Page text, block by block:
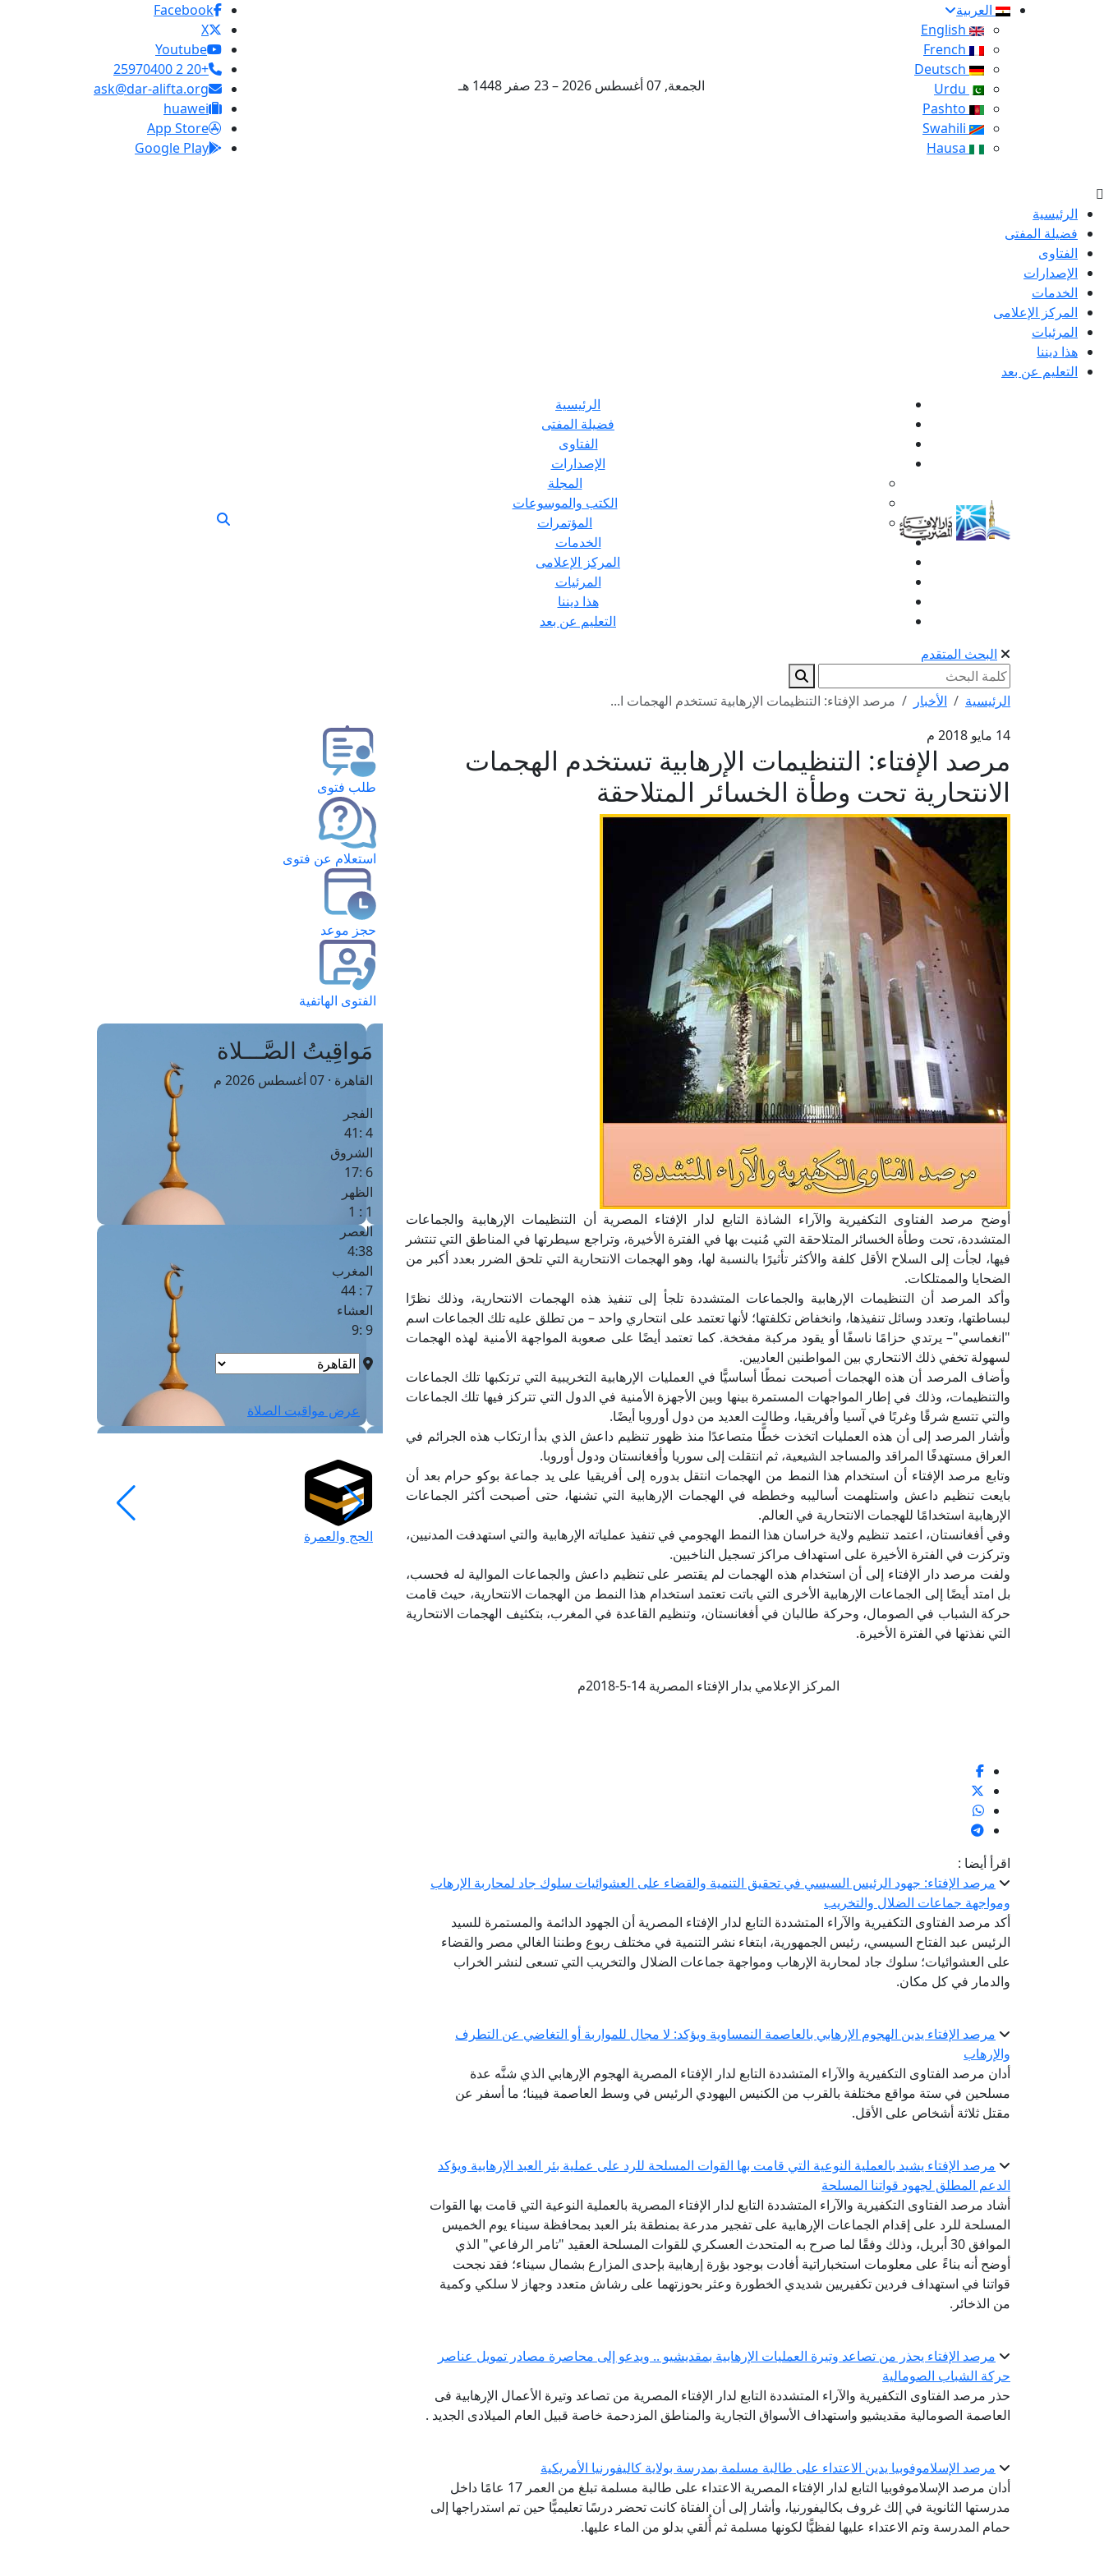
العربية
الجمعة, 07 أغسطس 2026 – 23 صفر 1448 هـ
Facebook
X
Youtube
+20 2 25970400
ask@dar-alifta.org
huawei
App Store
Google Play
الرئيسية
فضيلة المفتى
الفتاوى
الإصدارات
الخدمات
المركز الإعلامى
المرئيات
هذا ديننا
التعليم عن بعد
الرئيسية
فضيلة المفتى
الفتاوى
الإصدارات
المجلة
الكتب والموسوعات
المؤتمرات
الخدمات
المركز الإعلامى
المرئيات
هذا ديننا
التعليم عن بعد
البحث المتقدم
الرئيسية الأخبار
مرصد الإفتاء: التنظيمات الإرهابية تستخدم الهجمات ا...
14 مايو 2018 م
مرصد الإفتاء: التنظيمات الإرهابية تستخدم الهجمات
الانتحارية تحت وطأة الخسائر المتلاحقة
أوضح مرصد الفتاوى التكفيرية والآراء الشاذة التابع لدار الإفتاء المصرية أن التنظيمات الإرهابية والجماعات
المتشددة، تحت وطأة الخسائر المتلاحقة التي مُنيت بها في الفترة الأخيرة، وتراجع سيطرتها في المناطق التي تنتشر
فيها، لجأت إلى السلاح الأقل كلفة والأكثر تأثيرًا بالنسبة لها، وهو الهجمات الانتحارية التي تلحق الضرر بعدد أكبر من
الضحايا والممتلكات.
وأكد المرصد أن التنظيمات الإرهابية والجماعات المتشددة تلجأ إلى تنفيذ هذه الهجمات الانتحارية، وذلك نظرًا
لبساطتها، وتعدد وسائل تنفيذها، وانخفاض تكلفتها؛ لأنها تعتمد على انتحاري واحد – من تطلق عليه تلك الجماعات اسم
"انغماسي"– يرتدي حزامًا ناسفًا أو يقود مركبة مفخخة. كما تعتمد أيضًا على صعوبة المواجهة الأمنية لهذه الهجمات
لسهولة تخفي ذلك الانتحاري بين المواطنين العاديين.
وأضاف المرصد أن هذه الهجمات أصبحت نمطًا أساسيًّا في العمليات الإرهابية التخريبية التي ترتكبها تلك الجماعات
والتنظيمات، وذلك في إطار المواجهات المستمرة بينها وبين الأجهزة الأمنية في الدول التي تتركز فيها تلك الجماعات
والتي تتسع شرقًا وغربًا في آسيا وأفريقيا، وطالت العديد من دول أوروبا أيضًا.
وأشار المرصد إلى أن هذه العمليات اتخذت خطًّا متصاعدًا منذ ظهور تنظيم داعش الذي بدأ ارتكاب هذه الجرائم في
العراق مستهدفًا المراقد والمساجد الشيعية، ثم انتقلت إلى سوريا وأفغانستان ودول أوروبا.
وتابع مرصد الإفتاء أن استخدام هذا النمط من الهجمات انتقل بدوره إلى أفريقيا على يد جماعة بوكو حرام بعد أن
بايعت تنظيم داعش واستلهمت أساليبه وخططه في الهجمات الإرهابية التي تشنها، حتى أصبحت أكثر الجماعات
الإرهابية استخدامًا للهجمات الانتحارية في العالم.
وفي أفغانستان، اعتمد تنظيم ولاية خراسان هذا النمط الهجومي في تنفيذ عملياته الإرهابية والتي استهدفت المدنيين،
وتركزت في الفترة الأخيرة على استهداف مراكز تسجيل الناخبين.
ولفت مرصد دار الإفتاء إلى أن استخدام هذه الهجمات لم يقتصر على تنظيم داعش والجماعات الموالية له فحسب،
بل امتد أيضًا إلى الجماعات الإرهابية الأخرى التي باتت تعتمد استخدام هذا النمط من الهجمات الانتحارية، حيث قامت
حركة الشباب في الصومال، وحركة طالبان في أفغانستان، وتنظيم القاعدة في المغرب، بتكثيف الهجمات الانتحارية
التي نفذتها في الفترة الأخيرة.
المركز الإعلامي بدار الإفتاء المصرية 14-5-2018م
اقرأ أيضا :
مرصد الإفتاء: جهود الرئيس السيسي في تحقيق التنمية والقضاء على العشوائيات سلوك جاد لمحاربة الإرهاب
ومواجهة جماعات الضلال والتخريب
أكد مرصد الفتاوى التكفيرية والآراء المتشددة التابع لدار الإفتاء المصرية أن الجهود الدائمة والمستمرة للسيد
الرئيس عبد الفتاح السيسي، رئيس الجمهورية، ابتغاء نشر التنمية في مختلف ربوع وطننا الغالي مصر والقضاء
على العشوائيات؛ سلوك جاد لمحاربة الإرهاب ومواجهة جماعات الضلال والتخريب التي تسعى لنشر الخراب
والدمار في كل مكان.
مرصد الإفتاء يدين الهجوم الإرهابي بالعاصمة النمساوية ويؤكد: لا مجال للمواربة أو التغاضي عن التطرف
والإرهاب
أدان مرصد الفتاوى التكفيرية والآراء المتشددة التابع لدار الإفتاء المصرية الهجوم الإرهابي الذي شنَّه عدة
مسلحين في ستة مواقع مختلفة بالقرب من الكنيس اليهودي الرئيس في وسط العاصمة فيينا؛ ما أسفر عن
مقتل ثلاثة أشخاص على الأقل.
مرصد الإفتاء يشيد بالعملية النوعية التي قامت بها القوات المسلحة للرد على عملية بئر العبد الإرهابية ويؤكد
الدعم المطلق لجهود قواتنا المسلحة
أشاد مرصد الفتاوى التكفيرية والآراء المتشددة التابع لدار الإفتاء المصرية بالعملية النوعية التي قامت بها القوات
المسلحة للرد على إقدام الجماعات الإرهابية على تفجير مدرعة بمنطقة بئر العبد بمحافظة سيناء يوم الخميس
الموافق 30 أبريل، وذلك وفقًا لما صرح به المتحدث العسكري للقوات المسلحة العقيد "تامر الرفاعي" الذي
أوضح أنه بناءً على معلومات استخباراتية أفادت بوجود بؤرة إرهابية بإحدى المزارع بشمال سيناء؛ فقد نجحت
قواتنا في استهداف فردين تكفيريين شديدي الخطورة وعثر بحوزتهما على رشاش متعدد وجهاز لا سلكي وكمية
من الذخائر.
مرصد الإفتاء يحذر من تصاعد وتيرة العمليات الإرهابية بمقديشيو .. ويدعو إلى محاصرة مصادر تمويل عناصر
حركة الشباب الصومالية
حذر مرصد الفتاوى التكفيرية والآراء المتشددة التابع لدار الإفتاء المصرية من تصاعد وتيرة الأعمال الإرهابية فى
العاصمة الصومالية مقديشيو واستهداف الأسواق التجارية والمناطق المزدحمة خاصة قبيل العام الميلادى الجديد .
مرصد الإسلاموفوبيا يدين الاعتداء على طالبة مسلمة بمدرسة بولاية كاليفورنيا الأمريكية
أدان مرصد الإسلاموفوبيا التابع لدار الإفتاء المصرية الاعتداء على طالبة مسلمة تبلغ من العمر 17 عامًا داخل
مدرستها الثانوية في إلك غروف بكاليفورنيا، وأشار إلى أن الفتاة كانت تحضر درسًا تعليميًّا حين تم استدراجها إلى
حمام المدرسة وتم الاعتداء عليها لفظيًّا لكونها مسلمة ثم أُلقي بدلو من الماء عليها.
طلب فتوى
استعلام عن فتوى
حجز موعد
الفتوى الهاتفية
مَواقِيتُ الصَّـــلاة
القاهرة · 07 أغسطس 2026 م
الفجر
4 :41
الشروق
6 :17
الظهر
1 : 1
العصر
4:38
المغرب
7 : 44
العشاء
9 :9
عرض مواقيت الصلاة
الحج والعمرة